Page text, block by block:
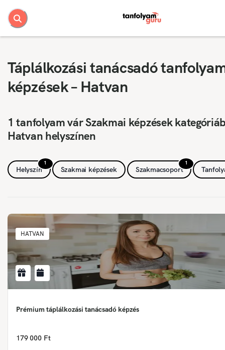
Táplálkozási tanácsadó
képzések – Hatvan
1 tanfolyam vár Szakmai képzések
Hatvan helyszínen
1
Helyszín Szakmai képzések
1
Szakmacsoport
HATVAN
Prémium táplálkozási tanácsadó képzés
179 000 Ft